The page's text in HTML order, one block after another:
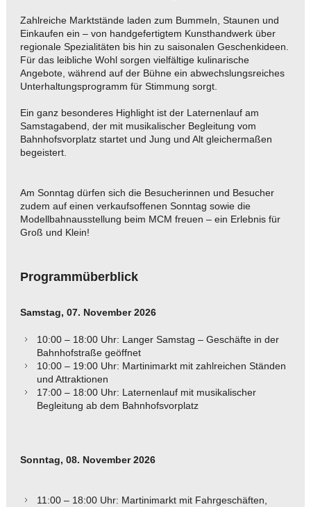
Zahlreiche Marktstände laden zum Bummeln, Staunen und
Einkaufen ein – von handgefertigtem Kunsthandwerk über
regionale Spezialitäten bis hin zu saisonalen Geschenkideen.
Für das leibliche Wohl sorgen vielfältige kulinarische
Angebote, während auf der Bühne ein abwechslungsreiches
Unterhaltungsprogramm für Stimmung sorgt.
Ein ganz besonderes Highlight ist der Laternenlauf am
Samstagabend, der mit musikalischer Begleitung vom
Bahnhofsvorplatz startet und Jung und Alt gleichermaßen
begeistert.
Am Sonntag dürfen sich die Besucherinnen und Besucher
zudem auf einen verkaufsoffenen Sonntag sowie die
Modellbahnausstellung beim MCM freuen – ein Erlebnis für
Groß und Klein!
Programmüberblick
Samstag, 07. November 2026
10:00 – 18:00 Uhr: Langer Samstag – Geschäfte in der
Bahnhofstraße geöffnet
10:00 – 19:00 Uhr: Martinimarkt mit zahlreichen Ständen
und Attraktionen
17:00 – 18:00 Uhr: Laternenlauf mit musikalischer
Begleitung ab dem Bahnhofsvorplatz
Sonntag, 08. November 2026
11:00 – 18:00 Uhr: Martinimarkt mit Fahrgeschäften,